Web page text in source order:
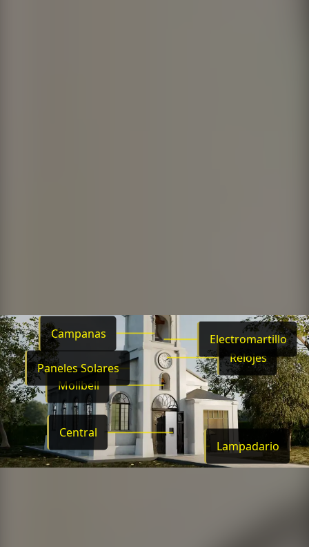
Campanas
Relojes
Molibell
Central
Lampadario
Electromartillo
Paneles Solares